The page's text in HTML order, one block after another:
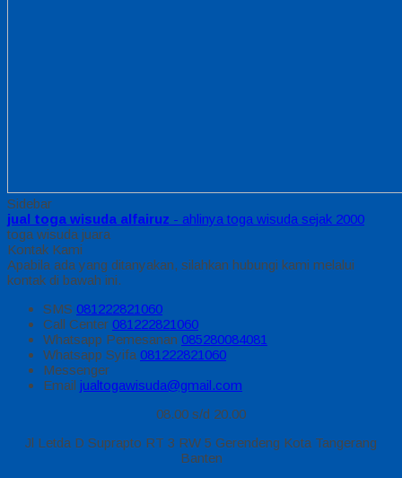
Sidebar
jual toga wisuda alfairuz - ahlinya toga wisuda sejak 2000
toga wisuda juara
Kontak Kami
Apabila ada yang ditanyakan, silahkan hubungi kami melalui
kontak di bawah ini.
SMS 081222821060
Call Center 081222821060
Whatsapp Pemesanan 085280084081
Whatsapp Syifa 081222821060
Messenger
Email jualtogawisuda@gmail.com
08.00 s/d 20.00
Jl Letda D Suprapto RT 3 RW 5 Gerendeng Kota Tangerang
Banten